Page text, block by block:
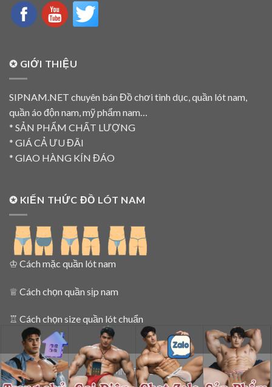
✪ GIỚI THIỆU
SIPNAM.NET chuyên bán Đồ chơi tình dục, quần lót nam,
quần áo độn nam, mỹ phẩm nam…
* SẢN PHẨM CHẤT LƯỢNG
* GIÁ CẢ ƯU ĐÃI
* GIAO HÀNG KÍN ĐÁO
✪ KIẾN THỨC ĐỒ LÓT NAM
♔ Cách mặc quần lót nam
♕ Cách chọn quần sịp nam
♖ Cách chọn size quần lót chuẩn
SIPNAMNET 2015 - 2025